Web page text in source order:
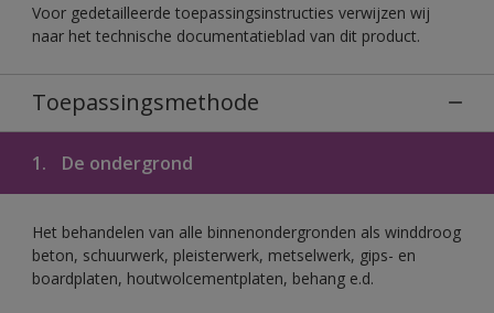
Voor gedetailleerde toepassingsinstructies verwijzen wij
naar het technische documentatieblad van dit product.
Toepassingsmethode
1. De ondergrond
Het behandelen van alle binnenondergronden als winddroog
beton, schuurwerk, pleisterwerk, metselwerk, gips- en
boardplaten, houtwolcementplaten, behang e.d.